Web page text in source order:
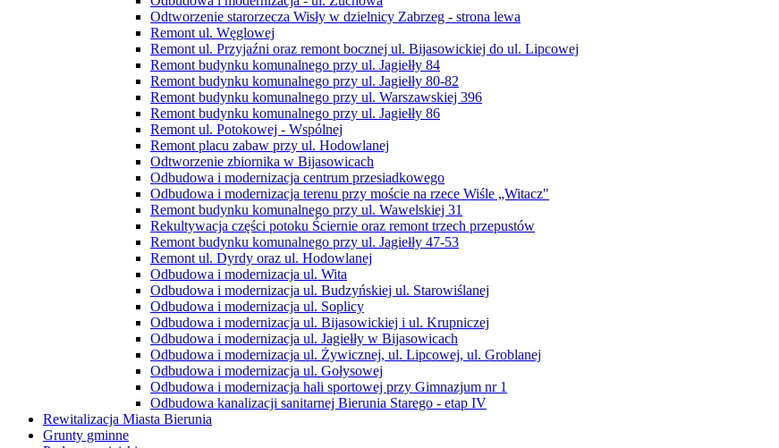
Odtworzenie starorzecza Wisły w dzielnicy Zabrzeg - strona lewa
Remont ul. Węglowej
Remont ul. Przyjaźni oraz remont bocznej ul. Bijasowickiej do ul. Lipcowej
Remont budynku komunalnego przy ul. Jagiełły 84
Remont budynku komunalnego przy ul. Jagiełły 80-82
Remont budynku komunalnego przy ul. Warszawskiej 396
Remont budynku komunalnego przy ul. Jagiełły 86
Remont ul. Potokowej - Wspólnej
Remont placu zabaw przy ul. Hodowlanej
Odtworzenie zbiornika w Bijasowicach
Odbudowa i modernizacja centrum przesiadkowego
Odbudowa i modernizacja terenu przy moście na rzece Wiśle „Witacz"
Remont budynku komunalnego przy ul. Wawelskiej 31
Rekultywacja części potoku Ściernie oraz remont trzech przepustów
Remont budynku komunalnego przy ul. Jagiełły 47-53
Remont ul. Dyrdy oraz ul. Hodowlanej
Odbudowa i modernizacja ul. Wita
Odbudowa i modernizacja ul. Budzyńskiej ul. Starowiślanej
Odbudowa i modernizacja ul. Soplicy
Odbudowa i modernizacja ul. Bijasowickiej i ul. Krupniczej
Odbudowa i modernizacja ul. Jagiełły w Bijasowicach
Odbudowa i modernizacja ul. Żywicznej, ul. Lipcowej, ul. Groblanej
Odbudowa i modernizacja ul. Gołysowej
Odbudowa i modernizacja hali sportowej przy Gimnazjum nr 1
Odbudowa kanalizacji sanitarnej Bierunia Starego - etap IV
Rewitalizacja Miasta Bierunia
Grunty gminne